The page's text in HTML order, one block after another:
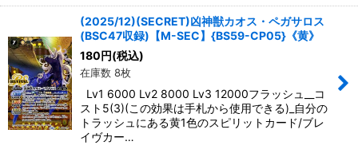
(2025/12)(SECRET)凶神獣カオス・ペガサロス
(BSC47収録)【M-SEC】{BS59-CP05}《黄》
180円(税込)
在庫数 8枚
Lv1 6000 Lv2 8000 Lv3 12000フラッシュ__コ
スト5(3)(この効果は手札から使用できる)_自分の
トラッシュにある黄1色のスピリットカード/ブレ
イヴカー…